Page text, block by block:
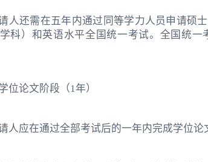
人还需在五年内通过同等学力人员申请硕
科）和英语水平全国统一考试。全国统
位论文阶段（1年）
人应在通过全部考试后的一年内完成学位论